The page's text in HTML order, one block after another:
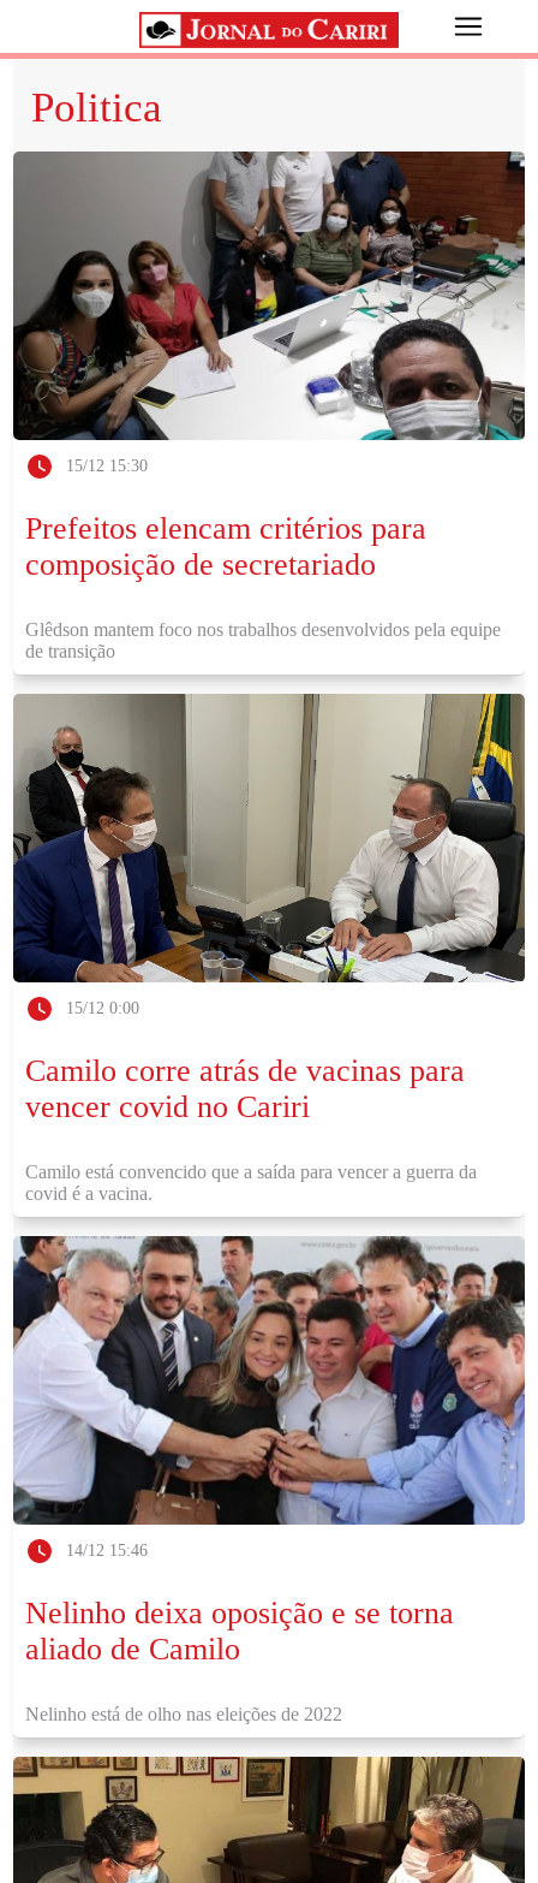
Politica
15/12 15:30
Prefeitos elencam critérios para
composição de secretariado
Glêdson mantem foco nos trabalhos desenvolvidos pela equipe
de transição
15/12 0:00
Camilo corre atrás de vacinas para
vencer covid no Cariri
Camilo está convencido que a saída para vencer a guerra da
covid é a vacina.
14/12 15:46
Nelinho deixa oposição e se torna
aliado de Camilo
Nelinho está de olho nas eleições de 2022